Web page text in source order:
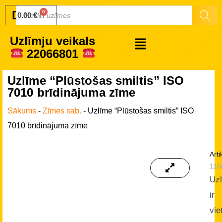
Druku.lv
0.00€
Uzlīmju veikals
22066801
Uzlīme “Plūstošas smiltis” ISO
7010 brīdinājuma zīme
Sākums - Zīmes sab. - Uzlīme “Plūstošas smiltis” ISO
7010 brīdinājuma zīme
ir